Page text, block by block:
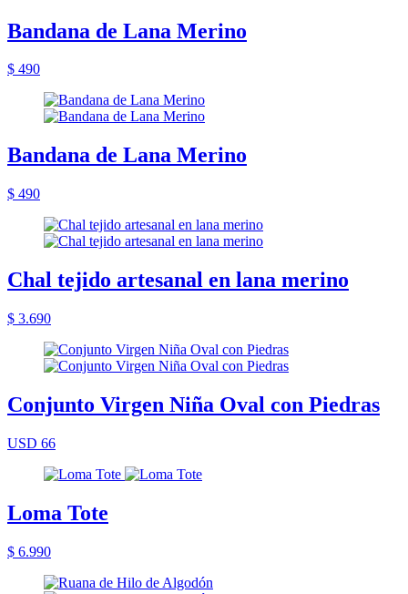
Bandana de Lana Merino
$ 490
Bandana de Lana Merino
$ 490
Chal tejido artesanal en lana merino
$ 3.690
Conjunto Virgen Niña Oval con Piedras
USD 66
Loma Tote
$ 6.990